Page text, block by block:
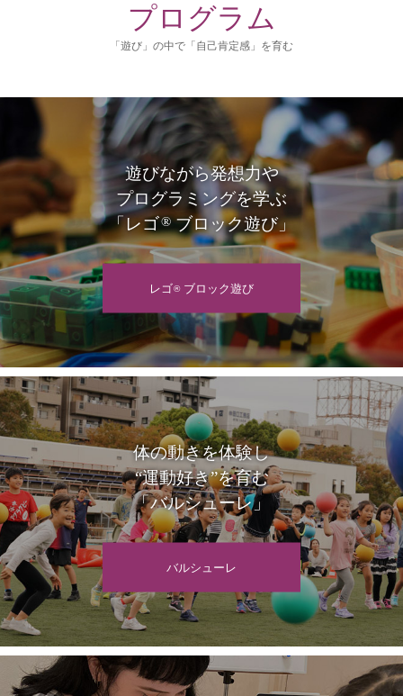
プログラム
「遊び」の中で「自己肯定感」を育む
遊びながら発想力や
プログラミングを学ぶ
「レゴ® ブロック遊び」
レゴ® ブロック遊び
体の動きを体験し
“運動好き”を育む
「バルシューレ」
バルシューレ